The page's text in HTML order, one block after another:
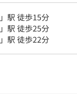
」駅 徒歩15分
」駅 徒歩25分
」駅 徒歩22分